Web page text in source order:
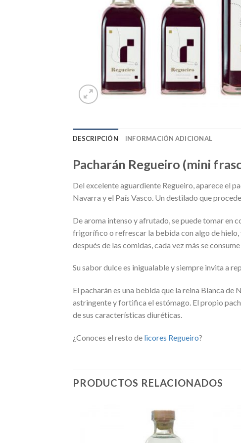
DESCRIPCIÓN INFORMACIÓN ADICIONAL
Pacharán Regueiro (mini
Del excelente aguardiente Regueiro, aparece el
Navarra y el País Vasco. Un destilado que
De aroma intenso y afrutado, se puede tomar en
frigorífico o refrescar la bebida con algo de hielo,
después de las comidas, cada vez más se
Su sabor dulce es inigualable y siempre invita a
El pacharán es una bebida que la reina Blanca
astringente y fortifica el estómago. El propio
de sus características diuréticas.
¿Conoces el resto de licores Regueiro?
PRODUCTOS RELACIONADOS